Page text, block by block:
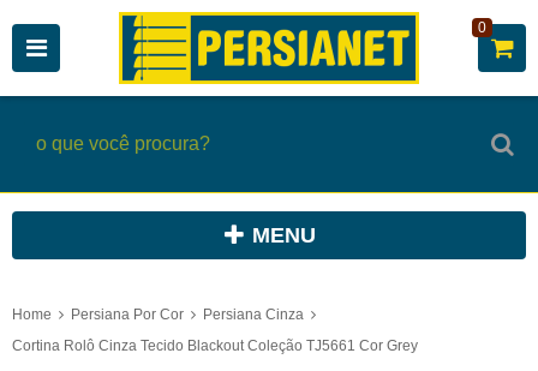
0
MENU
Home Persiana Por Cor
Persiana Cinza
Cortina Rolô Cinza Tecido Blackout Coleção TJ5661 Cor Grey